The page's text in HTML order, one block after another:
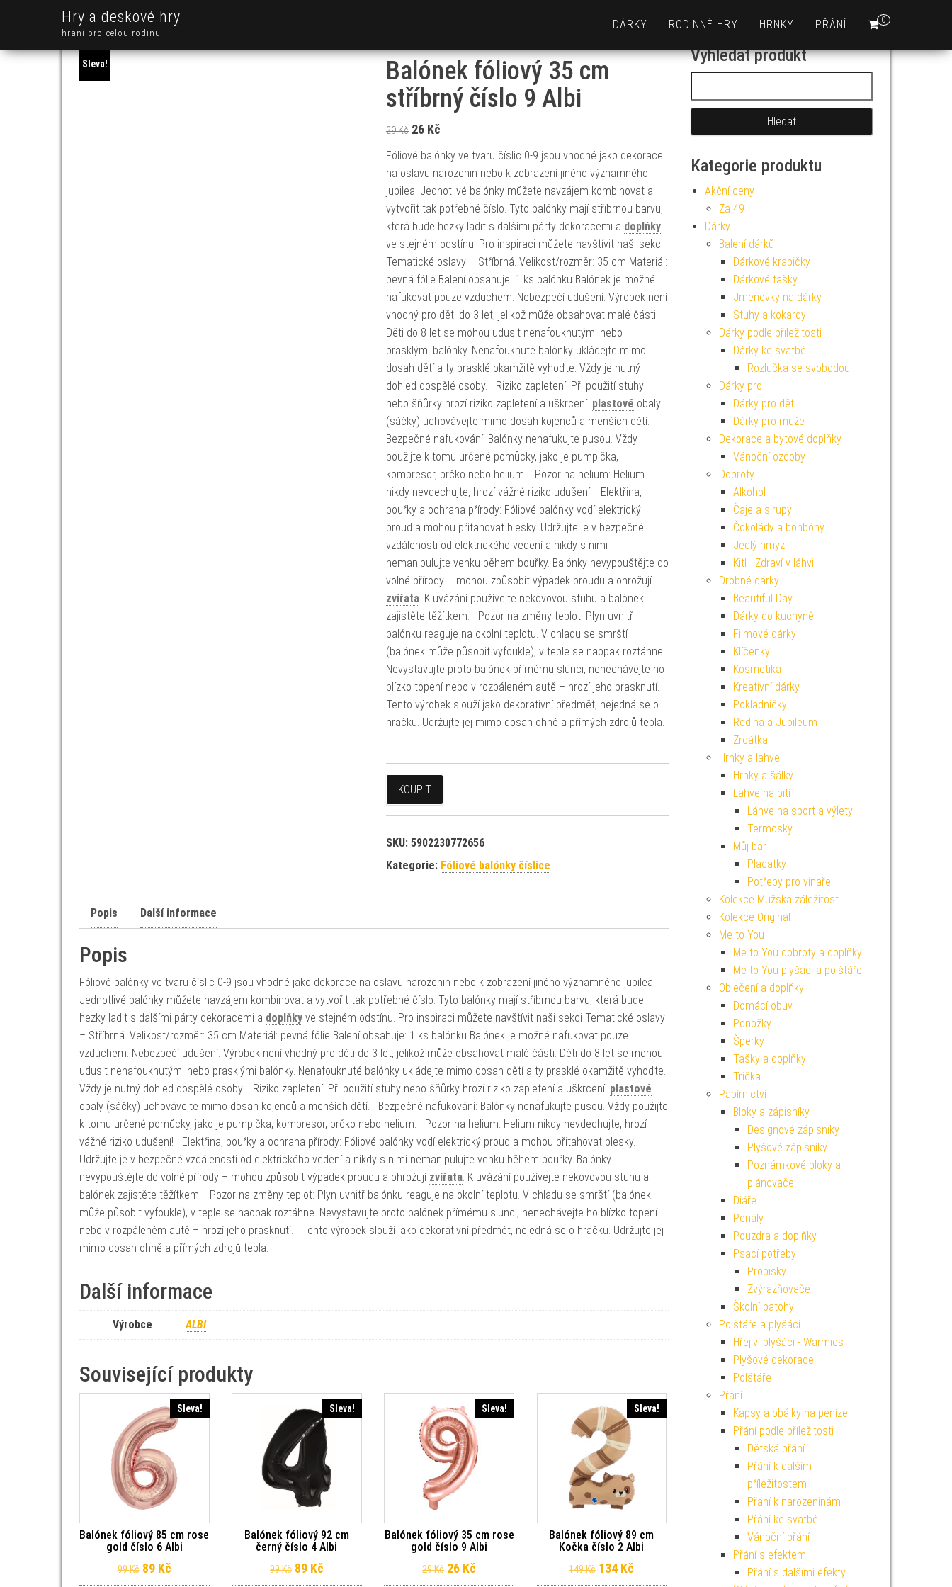
Hry a deskové hry
hraní pro celou rodinu
0
DÁRKY RODINNÉ HRY HRNKY PŘÁNÍ
Sleva!
Balónek fóliový 35 cm
stříbrný číslo 9 Albi
29Kč Původní cena byla: 29 Kč.
26 KčAktuální cena je: 26 Kč.
Fóliové balónky ve tvaru číslic 0-9 jsou vhodné jako dekorace
na oslavu narozenin nebo k zobrazení jiného významného
jubilea. Jednotlivé balónky můžete navzájem kombinovat a
vytvořit tak potřebné číslo. Tyto balónky mají stříbrnou barvu,
která bude hezky ladit s dalšími párty dekoracemi a doplňky
ve stejném odstínu. Pro inspiraci můžete navštívit naši sekci
Tematické oslavy – Stříbrná. Velikost/rozměr: 35 cm Materiál:
pevná fólie Balení obsahuje: 1 ks balónku Balónek je možné
nafukovat pouze vzduchem. Nebezpečí udušení: Výrobek není
vhodný pro děti do 3 let, jelikož může obsahovat malé části.
Děti do 8 let se mohou udusit nenafouknutými nebo
prasklými balónky. Nenafouknuté balónky ukládejte mimo
dosah dětí a ty prasklé okamžitě vyhoďte. Vždy je nutný
dohled dospělé osoby. Riziko zapletení: Při použití stuhy
nebo šňůrky hrozí riziko zapletení a uškrcení. plastové obaly
(sáčky) uchovávejte mimo dosah kojenců a menších dětí.
Bezpečné nafukování: Balónky nenafukujte pusou. Vždy
použijte k tomu určené pomůcky, jako je pumpička,
kompresor, brčko nebo helium. Pozor na helium: Helium
nikdy nevdechujte, hrozí vážné riziko udušení! Elektřina,
bouřky a ochrana přírody: Fóliové balónky vodí elektrický
proud a mohou přitahovat blesky. Udržujte je v bezpečné
vzdálenosti od elektrického vedení a nikdy s nimi
nemanipulujte venku během bouřky. Balónky nevypouštějte do
volné přírody – mohou způsobit výpadek proudu a ohrožují
zvířata. K uvázání používejte nekovovou stuhu a balónek
zajistěte těžítkem. Pozor na změny teplot: Plyn uvnitř
balónku reaguje na okolní teplotu. V chladu se smrští
(balónek může působit vyfoukle), v teple se naopak roztáhne.
Nevystavujte proto balónek přímému slunci, nenechávejte ho
blízko topení nebo v rozpáleném autě – hrozí jeho prasknutí.
Tento výrobek slouží jako dekorativní předmět, nejedná se o
hračku. Udržujte jej mimo dosah ohně a přímých zdrojů tepla.
KOUPIT
SKU: 5902230772656
Kategorie: Fóliové balónky číslice
Popis Další informace
Popis
Fóliové balónky ve tvaru číslic 0-9 jsou vhodné jako dekorace na oslavu narozenin nebo k zobrazení jiného významného jubilea.
Jednotlivé balónky můžete navzájem kombinovat a vytvořit tak potřebné číslo. Tyto balónky mají stříbrnou barvu, která bude
hezky ladit s dalšími párty dekoracemi a doplňky ve stejném odstínu. Pro inspiraci můžete navštívit naši sekci Tematické oslavy
– Stříbrná. Velikost/rozměr: 35 cm Materiál: pevná fólie Balení obsahuje: 1 ks balónku Balónek je možné nafukovat pouze
vzduchem. Nebezpečí udušení: Výrobek není vhodný pro děti do 3 let, jelikož může obsahovat malé části. Děti do 8 let se mohou
udusit nenafouknutými nebo prasklými balónky. Nenafouknuté balónky ukládejte mimo dosah dětí a ty prasklé okamžitě vyhoďte.
Vždy je nutný dohled dospělé osoby. Riziko zapletení: Při použití stuhy nebo šňůrky hrozí riziko zapletení a uškrcení. plastové
obaly (sáčky) uchovávejte mimo dosah kojenců a menších dětí. Bezpečné nafukování: Balónky nenafukujte pusou. Vždy použijte
k tomu určené pomůcky, jako je pumpička, kompresor, brčko nebo helium. Pozor na helium: Helium nikdy nevdechujte, hrozí
vážné riziko udušení! Elektřina, bouřky a ochrana přírody: Fóliové balónky vodí elektrický proud a mohou přitahovat blesky.
Udržujte je v bezpečné vzdálenosti od elektrického vedení a nikdy s nimi nemanipulujte venku během bouřky. Balónky
nevypouštějte do volné přírody – mohou způsobit výpadek proudu a ohrožují zvířata. K uvázání používejte nekovovou stuhu a
balónek zajistěte těžítkem. Pozor na změny teplot: Plyn uvnitř balónku reaguje na okolní teplotu. V chladu se smrští (balónek
může působit vyfoukle), v teple se naopak roztáhne. Nevystavujte proto balónek přímému slunci, nenechávejte ho blízko topení
nebo v rozpáleném autě – hrozí jeho prasknutí. Tento výrobek slouží jako dekorativní předmět, nejedná se o hračku. Udržujte jej
mimo dosah ohně a přímých zdrojů tepla.
Další informace
Výrobce ALBI
Související produkty
Sleva!
Balónek fóliový 85 cm rose
gold číslo 6 Albi
99Kč Původní cena byla: 99 Kč.
89 KčAktuální cena je: 89 Kč.
Sleva!
Balónek fóliový 92 cm
černý číslo 4 Albi
99Kč Původní cena byla: 99 Kč.
89 KčAktuální cena je: 89 Kč.
Sleva!
Balónek fóliový 35 cm rose
gold číslo 9 Albi
29Kč Původní cena byla: 29 Kč.
26 Kč Aktuální cena je: 26 Kč.
Sleva!
Balónek fóliový 89 cm
Kočka číslo 2 Albi
149Kč Původní cena byla: 149 Kč.
134 Kč Aktuální cena je: 134 Kč.
Vyhledat produkt
Kategorie produktu
Akční ceny
Za 49
Dárky
Balení dárků
Dárkové krabičky
Dárkové tašky
Jmenovky na dárky
Stuhy a kokardy
Dárky podle příležitosti
Dárky ke svatbě
Rozlučka se svobodou
Dárky pro
Dárky pro děti
Dárky pro muže
Dekorace a bytové doplňky
Vánoční ozdoby
Dobroty
Alkohol
Čaje a sirupy
Čokolády a bonbóny
Jedlý hmyz
Kitl - Zdraví v láhvi
Drobné dárky
Beautiful Day
Dárky do kuchyně
Filmové dárky
Klíčenky
Kosmetika
Kreativní dárky
Pokladničky
Rodina a Jubileum
Zrcátka
Hrnky a lahve
Hrnky a šálky
Lahve na pití
Láhve na sport a výlety
Termosky
Můj bar
Placatky
Potřeby pro vinaře
Kolekce Mužská záležitost
Kolekce Originál
Me to You
Me to You dobroty a doplňky
Me to You plyšáci a polštáře
Oblečení a doplňky
Domácí obuv
Ponožky
Šperky
Tašky a doplňky
Trička
Papírnictví
Bloky a zápisníky
Designové zápisníky
Plyšové zápisníky
Poznámkové bloky a
plánovače
Diáře
Penály
Pouzdra a doplňky
Psací potřeby
Propisky
Zvýrazňovače
Školní batohy
Polštáře a plyšáci
Hřejiví plyšáci - Warmies
Plyšové dekorace
Polštáře
Přání
Kapsy a obálky na peníze
Přání podle příležitosti
Dětská přání
Přání k dalším
příležitostem
Přání k narozeninám
Přání ke svatbě
Vánoční přání
Přání s efektem
Přání s dalšími efekty